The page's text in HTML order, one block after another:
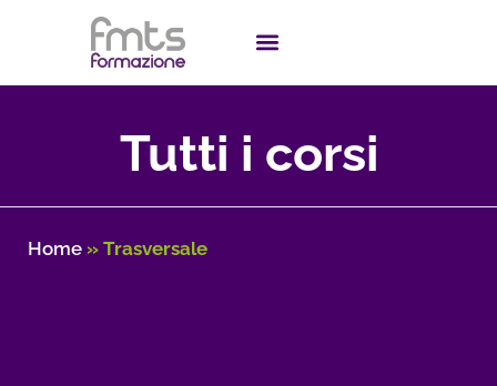
Tutti i corsi
Home » Trasversale